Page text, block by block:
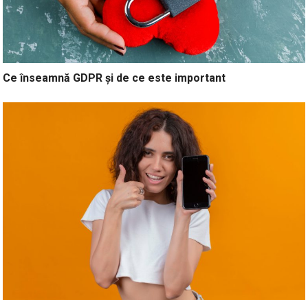
Ce înseamnă GDPR și de ce este important